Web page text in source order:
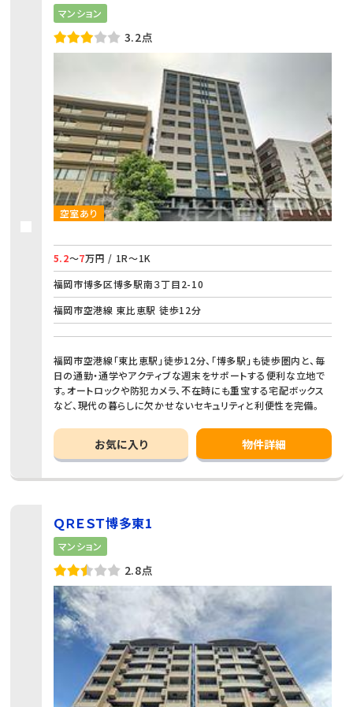
マンション
3.2点
空室あり
5.2～7万円 / 1R～1K
福岡市博多区博多駅南３丁目2-10
福岡市空港線 東比恵駅 徒歩12分
福岡市空港線「東比恵駅」徒歩12分、「博多駅」も徒歩圏内と、毎
日の通勤・通学やアクティブな週末をサポートする便利な立地で
す。オートロックや防犯カメラ、不在時にも重宝する宅配ボックス
など、現代の暮らしに欠かせないセキュリティと利便性を完備。
お気に入り 物件詳細
ＱＲＥＳＴ博多東1
マンション
2.8点